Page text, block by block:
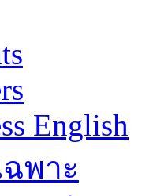
English
พาะ